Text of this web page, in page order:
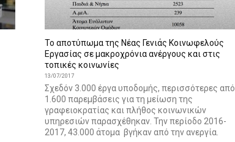
Το αποτύπωμα της Νέας Γενιάς Κοινωφελούς
Εργασίας σε μακροχρόνια ανέργους και στις
τοπικές κοινωνίες
13/07/2017
Σχεδόν 3.000 έργα υποδομής, περισσότερες από
1.600 παρεμβάσεις για τη μείωση της
γραφειοκρατίας και πλήθος κοινωνικών
υπηρεσιών παρασχέθηκαν. Την περίοδο 2016-
2017, 43.000 άτομα βγήκαν από την ανεργία.